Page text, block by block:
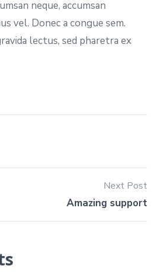
neque, accumsan
vel. Donec a congue sem.
lectus, sed pharetra ex
Next Post
Amazing support